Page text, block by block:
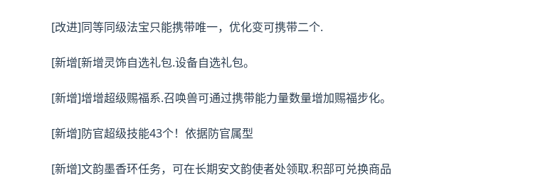
[改进]同等同级法宝只能携带唯一，优化变可携带二个.
[新增[新增灵饰自选礼包.设备自选礼包。
[新增]增增超级赐福系.召唤兽可通过携带能力量数量增加赐福步化。
[新增]防官超级技能43个！依据防官属型
[新增]文韵墨香环任务，可在长期安文韵使者处领取.积部可兑换商品